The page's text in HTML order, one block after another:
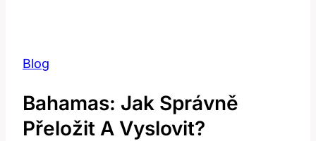
Blog
Bahamas: Jak Správně
Přeložit A Vyslovit?